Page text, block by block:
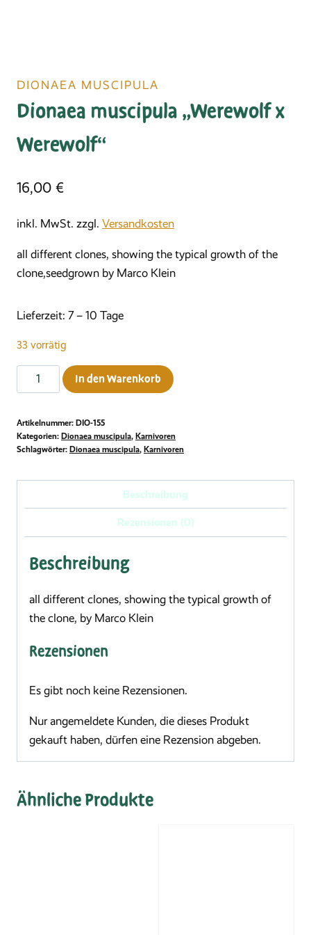
DIONAEA MUSCIPULA
Dionaea muscipula „Werewolf x
Werewolf“
16,00 €
inkl. MwSt. zzgl. Versandkosten
all different clones, showing the typical growth of the
clone,seedgrown by Marco Klein
Lieferzeit: 7 – 10 Tage
33 vorrätig
Dionaea
muscipula
x
Werewolf"
In den Warenkorb
Artikelnummer: DIO-155
Kategorien: Dionaea muscipula, Karnivoren
Schlagwörter: Dionaea muscipula, Karnivoren
Beschreibung
Rezensionen (0)
Beschreibung
all different clones, showing the typical growth of
the clone, by Marco Klein
Rezensionen
Es gibt noch keine Rezensionen.
Nur angemeldete Kunden, die dieses Produkt
gekauft haben, dürfen eine Rezension abgeben.
Ähnliche Produkte